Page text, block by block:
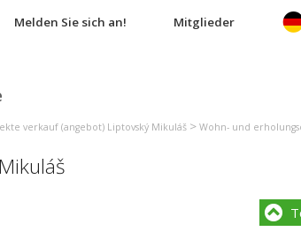
Melden Sie sich an! Mitglieder
verkauf (angebot) Liptovský Mikuláš > Wohn- und erholungsobjekte